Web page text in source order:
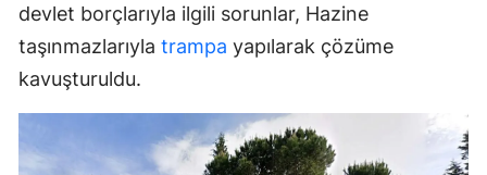
devlet borçlarıyla ilgili sorunlar, Hazine
taşınmazlarıyla trampa yapılarak çözüme
kavuşturuldu.